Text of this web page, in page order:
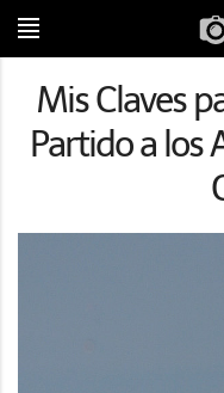
Mis Claves
Partido a los